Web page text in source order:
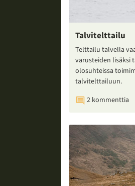
Talvitelttailu
Telttailu talvella
varusteiden lisäksi
olosuhteissa
talvitelttailuun.
2 kommenttia